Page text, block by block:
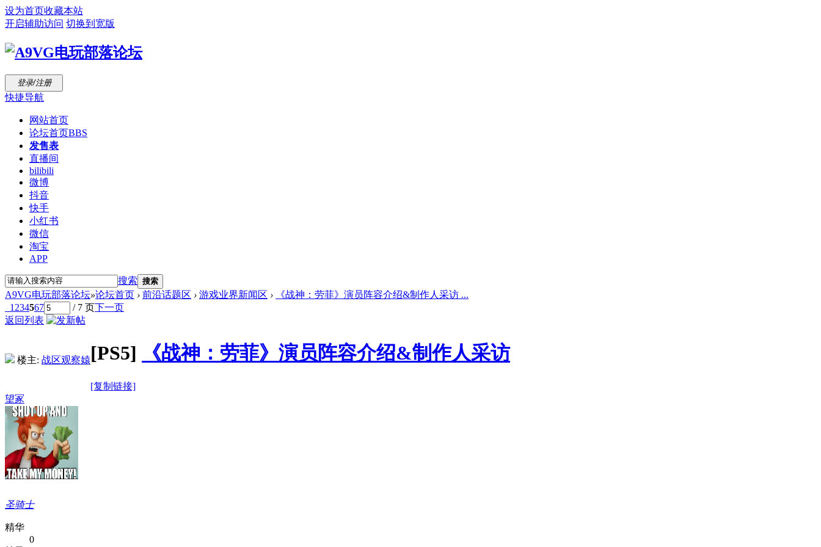
设为首页收藏本站
开启辅助访问 切换到宽版
登录/注册
快捷导航
网站首页
论坛首页BBS
发售表
直播间
bilibili
微博
抖音
快手
小红书
微信
淘宝
APP
搜索 搜索
A9VG电玩部落论坛»论坛首页 › 前沿话题区 › 游戏业界新闻区 ›
《战神：劳菲》演员阵容介绍&制作人采访 ...
1 234567 / 7 页下一页
返回列表
楼主: 战区观察媴[PS5] 《战神：劳菲》演员阵容介绍&制作人采访
[复制链接]
望冢
圣骑士
精华
0